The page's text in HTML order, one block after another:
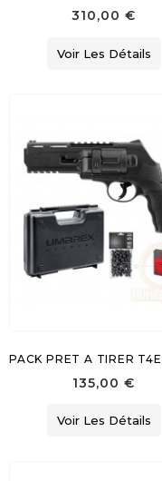
310,00 €
Voir Les Détails
PACK PRET A TIRER
135,00 €
Voir Les Détails